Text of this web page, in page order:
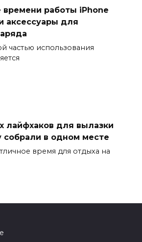
работы iPhone
аксессуары для
частью использования
лайфхаков для вылазки
собрали в одном месте
время для отдыха на